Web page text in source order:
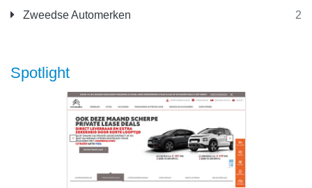
Zweedse Automerken 2
Spotlight